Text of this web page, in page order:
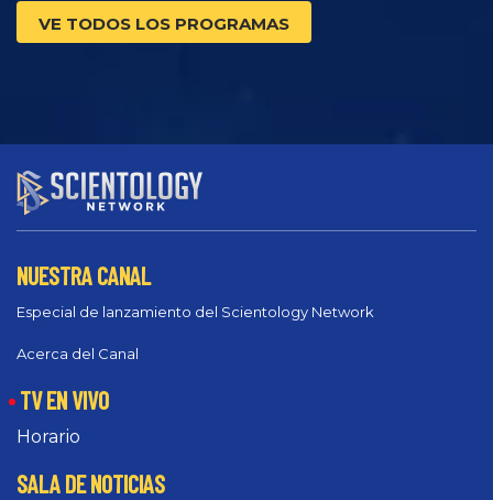
VE TODOS LOS PROGRAMAS
NUESTRA CANAL
Especial de lanzamiento del Scientology Network
Acerca del Canal
TV EN VIVO
Horario
SALA DE NOTICIAS